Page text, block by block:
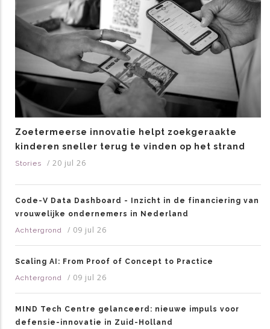
Zoetermeerse innovatie helpt zoekgeraakte
kinderen sneller terug te vinden op het strand
Stories / 20 jul 26
Code-V Data Dashboard - Inzicht in de financiering van
vrouwelijke ondernemers in Nederland
Achtergrond
/ 09 jul 26
Scaling AI: From Proof of Concept to Practice
Achtergrond
/ 09 jul 26
MIND Tech Centre gelanceerd: nieuwe impuls voor
defensie-innovatie in Zuid-Holland